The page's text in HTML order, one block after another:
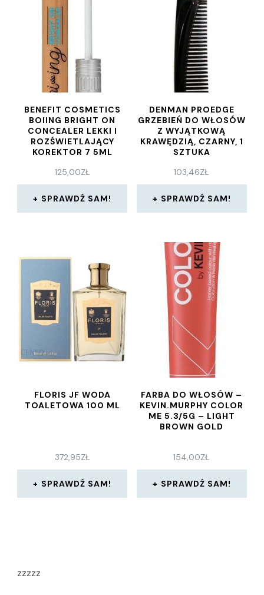
BENEFIT COSMETICS
BOIING BRIGHT ON
CONCEALER LEKKI I
ROZŚWIETLAJĄCY
KOREKTOR 7 5ML
125,00ZŁ
SPRAWDŹ SAM!
DENMAN PROEDGE
GRZEBIEŃ DO WŁOSÓW
Z WYJĄTKOWĄ
KRAWĘDZIĄ, CZARNY, 1
SZTUKA
103,46ZŁ
SPRAWDŹ SAM!
FLORIS JF WODA
TOALETOWA 100 ML
372,95ZŁ
SPRAWDŹ SAM!
FARBA DO WŁOSÓW –
KEVIN.MURPHY COLOR
ME 5.3/5G – LIGHT
BROWN GOLD
154,00ZŁ
SPRAWDŹ SAM!
zzzzz